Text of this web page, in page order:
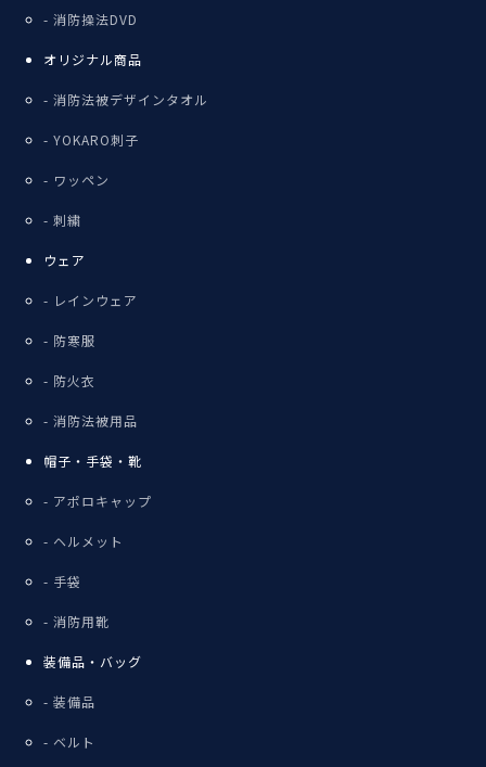
消防操法DVD
オリジナル商品
消防法被デザインタオル
YOKARO刺子
ワッペン
刺繍
ウェア
レインウェア
防寒服
防火衣
消防法被用品
帽子・手袋・靴
アポロキャップ
ヘルメット
手袋
消防用靴
装備品・バッグ
装備品
ベルト